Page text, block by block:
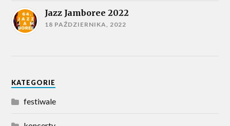
Jazz Jamboree 2022
18 PAŹDZIERNIKA, 2022
KATEGORIE
festiwale